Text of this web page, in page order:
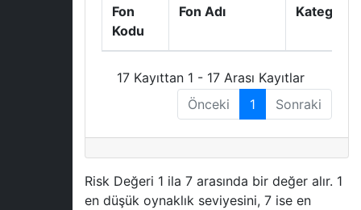
Fon
Kodu
Fon Adı Kategori
17 Kayıttan 1 - 17 Arası Kayıtlar
Önceki
1 Sonraki
Risk Değeri 1 ila 7 arasında bir değer alır. 1
en düşük oynaklık seviyesini, 7 ise en